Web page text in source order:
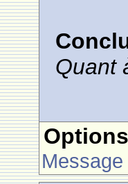
Quant
Message